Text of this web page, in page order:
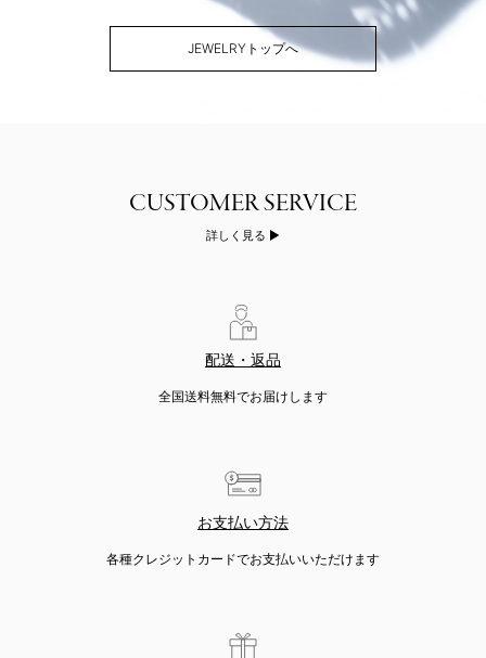
JEWELRYトップへ
詳しく見る
配送・返品
全国送料無料でお届けします
お支払い方法
各種クレジットカードでお支払いいただけます